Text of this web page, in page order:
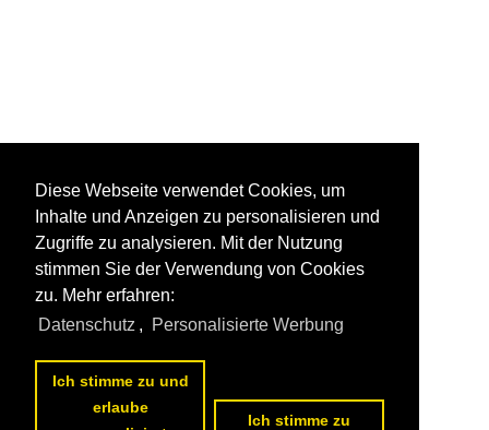
Diese Webseite verwendet Cookies, um
Inhalte und Anzeigen zu personalisieren und
Zugriffe zu analysieren. Mit der Nutzung
stimmen Sie der Verwendung von Cookies
zu. Mehr erfahren:
Datenschutz , Personalisierte Werbung
Ich stimme zu und
erlaube
Ich stimme zu